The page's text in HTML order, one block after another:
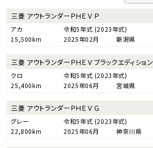
三菱 アウトランダーＰＨＥＶ Ｐ
アカ 令和5年式 (2023年式)
15,500km
2025年02月 新潟県
三菱 アウトランダーＰＨＥＶ ブラックエディション
クロ 令和5年式 (2023年式)
25,400km
2025年06月 宮城県
三菱 アウトランダーＰＨＥＶ Ｇ
グレー 令和5年式 (2023年式)
22,800km
2025年06月 神奈川県